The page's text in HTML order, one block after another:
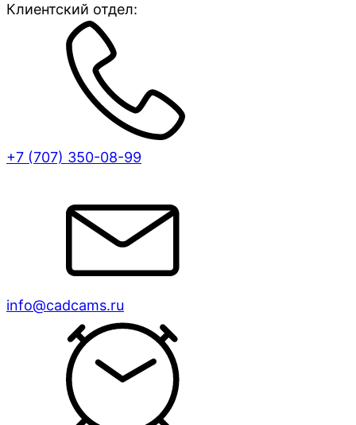
Клиентский отдел:
+7 (707) 350-08-99
info@cadcams.ru